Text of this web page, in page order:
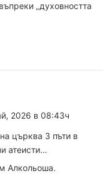
„духовността
2026 в 08:43ч
църква 3 пъти в
атеисти…
Алкольоша.